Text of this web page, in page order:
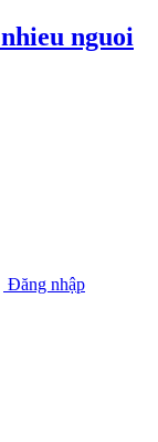
Đăng nhập